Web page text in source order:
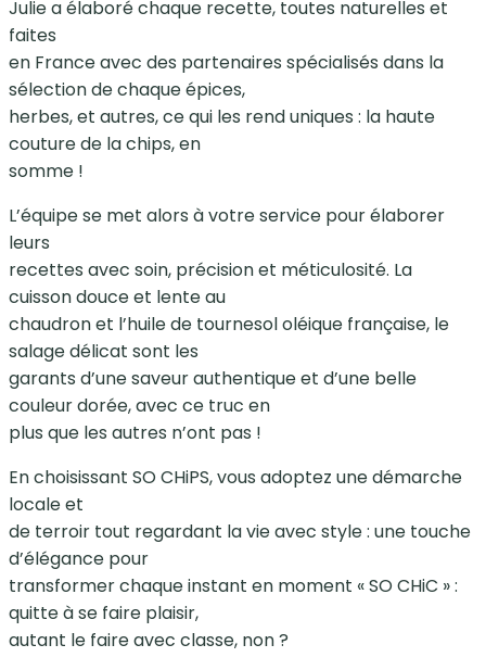
Julie a élaboré chaque recette, toutes naturelles et
faites
en France avec des partenaires spécialisés dans la
sélection de chaque épices,
herbes, et autres, ce qui les rend uniques : la haute
couture de la chips, en
somme !
L’équipe se met alors à votre service pour élaborer
leurs
recettes avec soin, précision et méticulosité. La
cuisson douce et lente au
chaudron et l’huile de tournesol oléique française, le
salage délicat sont les
garants d’une saveur authentique et d’une belle
couleur dorée, avec ce truc en
plus que les autres n’ont pas !
En choisissant SO CHiPS, vous adoptez une démarche
locale et
de terroir tout regardant la vie avec style : une touche
d’élégance pour
transformer chaque instant en moment « SO CHiC » :
quitte à se faire plaisir,
autant le faire avec classe, non ?